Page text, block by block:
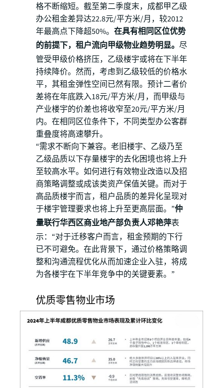
格不断缩短。截至第二季度末，成都甲乙级
办公租金差异达22.8元/平方米/月，较2012
年最高点下降超50%。 在具有相同区位优势
的前提下，租户流向甲级物业趋势明显。 尽
管受甲级价格挤压，乙级楼宇或将在下半年
持续降价。然而，考虑到乙级较低的价格水
平，其租金弹性空间已然有限。预计二者价
差将在年底跌入18元/平方米/月，而甲级与
产业楼宇的价差也将收窄至20元/平方米/月
内。在相同区位条件下，不同类型办公客群
重叠度将高速攀升。
“需求不断向下兼容。老旧楼宇、乙级乃至
乙级品质以下存量楼宇的去化困境也将上升
至较高水平。如何进行有效物业改造以及招
商策略调整或成该类资产保值关键。而对于
高品质楼宇而言，租户品质的差异化呈现对
于楼宇管理要求也将上升至更高层面。”仲
量联行华西区商业地产部负责人邓艳萍表
示：“对于迁移客户而言，租金预期的下行
已不可避免。在此背景下，通过价格策略调
整和沟通流程优化从而加速企业入驻，将成
为各楼宇在下半年竞争中的关键要素。”
优质零售物业市场